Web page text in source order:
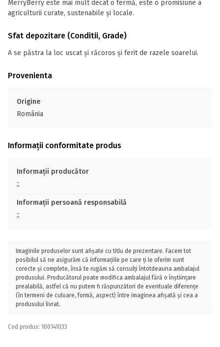
MerryBerry este mai mult decât o fermă, este o promisiune a
agriculturii curate, sustenabile și locale.
Sfat depozitare (Conditii, Grade)
A se păstra la loc uscat și răcoros și ferit de razele soarelui.
Provenienta
Origine
România
Informații conformitate produs
Informații producător
;;
Informații persoană responsabilă
;;
Imaginile produselor sunt afișate cu titlu de prezentare. Facem tot
posibilul să ne asigurăm că informațiile pe care ți le oferim sunt
corecte și complete, însă te rugăm să consulți întotdeauna ambalajul
produsului. Producătorul poate modifica ambalajul fără o înștiințare
prealabilă, astfel că nu putem fi răspunzători de eventuale diferențe
(în termeni de culoare, formă, aspect) între imaginea afișată și cea a
produsului livrat.
Cod produs: 100141033